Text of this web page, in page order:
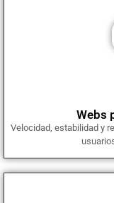
Webs
Velocidad, estabilidad y